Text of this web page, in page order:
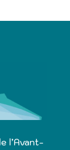
l’Avant-